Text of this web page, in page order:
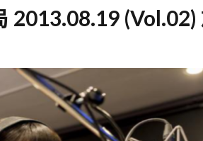
2013.08.19 (Vol.02)